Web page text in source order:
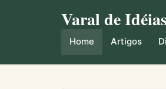
Varal de Idéias
Home Artigos